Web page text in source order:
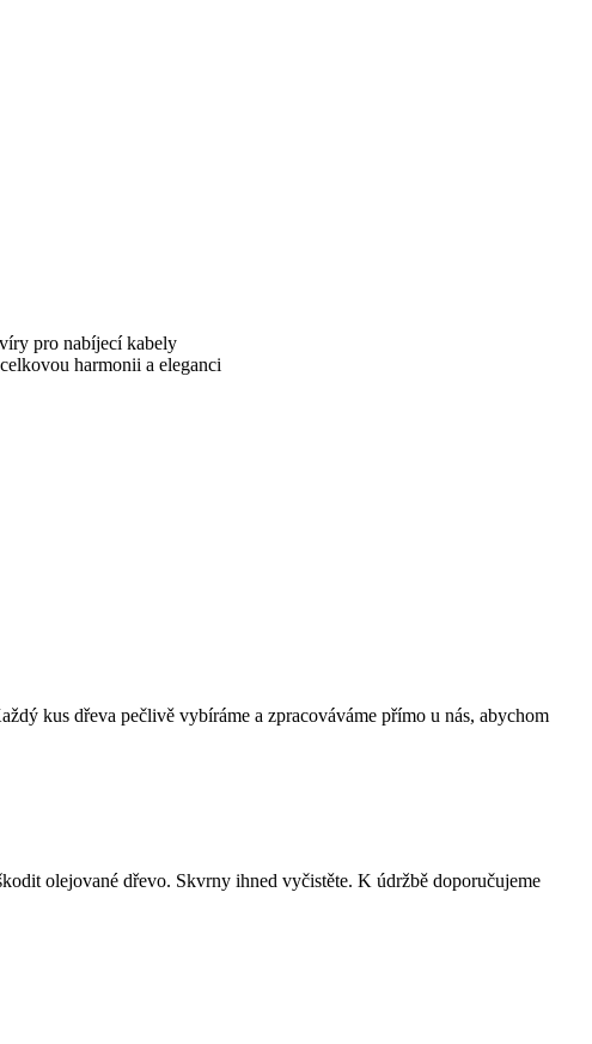
pro nabíjecí kabely
harmonii a eleganci
kus dřeva pečlivě vybíráme a zpracováváme přímo u nás, abychom
olejované dřevo. Skvrny ihned vyčistěte. K údržbě doporučujeme